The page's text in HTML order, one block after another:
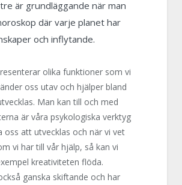
är grundläggande när man
där varje planet har
och inflytande.
olika funktioner som vi
oss utav och hjälper bland
Man kan till och med
är våra psykologiska verktyg
oss att utvecklas och när vi vet
vi har till vår hjälp, så kan vi
kreativiteten flöda.
ganska skiftande och har